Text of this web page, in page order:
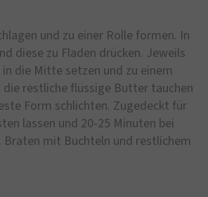
und zu einer Rolle formen. In
diese zu Fladen drücken. Jeweils
die Mitte setzen und zu einem
restliche flüssige Butter tauchen
Form schlichten. Zugedeckt für
lassen und 20-25 Minuten bei
Braten mit Buchteln und restlichem